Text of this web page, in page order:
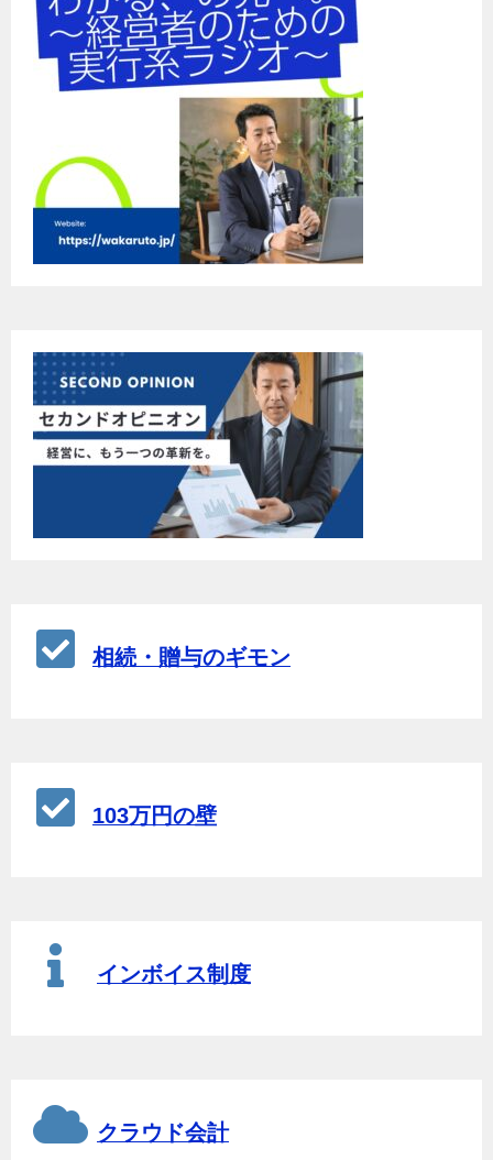
相続・贈与のギモン
103万円の壁
インボイス制度
クラウド会計